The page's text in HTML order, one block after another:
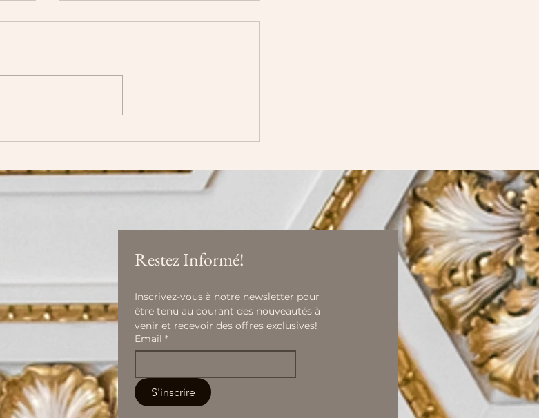
la dynamique de vos conflits
Restez Informé!
Inscrivez-vous à notre newsletter pour
être tenu au courant des nouveautés à
venir et recevoir des offres exclusives!
Email *
S'inscrire